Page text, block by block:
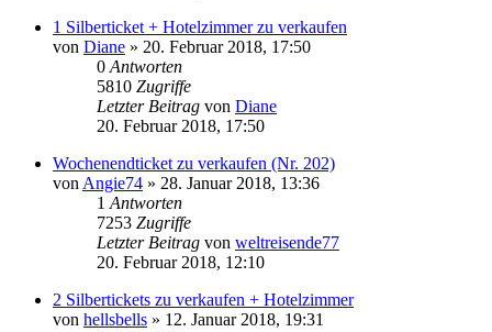
1 Silberticket + Hotelzimmer zu verkaufen
von Diane » 20. Februar 2018, 17:50
0 Antworten
5810 Zugriffe
Letzter Beitrag von Diane
20. Februar 2018, 17:50
Wochenendticket zu verkaufen (Nr. 202)
von Angie74 » 28. Januar 2018, 13:36
1 Antworten
7253 Zugriffe
Letzter Beitrag von weltreisende77
20. Februar 2018, 12:10
2 Silbertickets zu verkaufen + Hotelzimmer
von hellsbells » 12. Januar 2018, 19:31